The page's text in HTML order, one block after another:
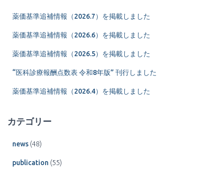
薬価基準追補情報（2026.7）を掲載しました
薬価基準追補情報（2026.6）を掲載しました
薬価基準追補情報（2026.5）を掲載しました
“医科診療報酬点数表 令和8年版” 刊行しました
薬価基準追補情報（2026.4）を掲載しました
カテゴリー
news (48)
publication (55)